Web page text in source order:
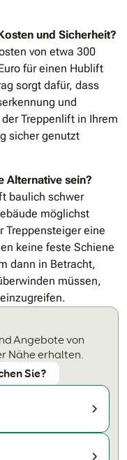
und Sicherheit?
von etwa 300
für einen Hublift
sorgt dafür, dass
und
Treppenlift in Ihrem
sicher genutzt
Alternative sein?
baulich schwer
möglichst
Treppensteiger eine
keine feste Schiene
dann in Betracht,
müssen,
Angebote von
Nähe erhalten.
Sie?